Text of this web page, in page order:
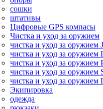
сошки
штативы
Цифровые GPS компасы
Чистка и уход за оружием
чистка и уход за оружием
чистка и уход за оружием
чистка и уход за оружием
чистка и уход за оружием
чистка и уход за
Экипировка
одежда